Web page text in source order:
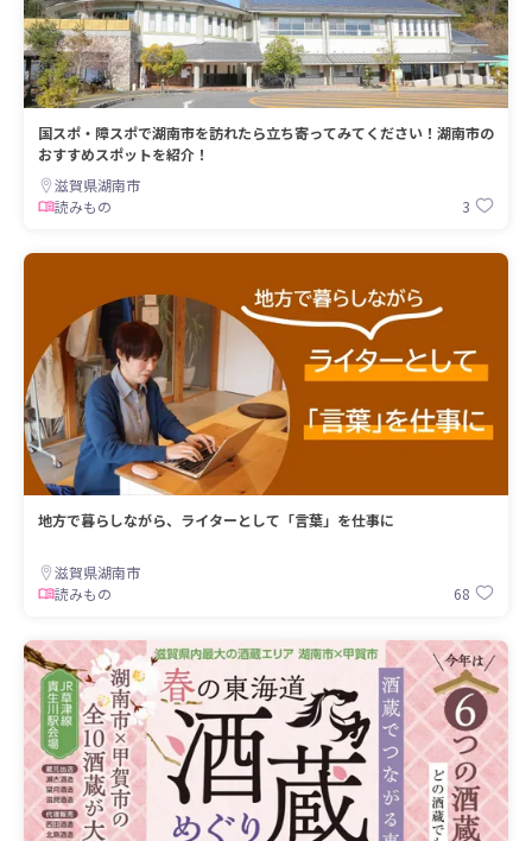
国スポ・障スポで湖南市を訪れたら立ち寄ってみてください！湖南市の
おすすめスポットを紹介！
滋賀県湖南市
読みもの
3
地方で暮らしながら、ライターとして「言葉」を仕事に
滋賀県湖南市
読みもの
68